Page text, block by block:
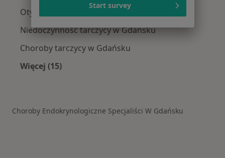
Otyłość w Gdańsku
Niedoczynność tarczycy w Gdańsku
Choroby tarczycy w Gdańsku
Więcej (15)
Choroby Endokrynologiczne Specjaliści W Gdańsku
Start survey